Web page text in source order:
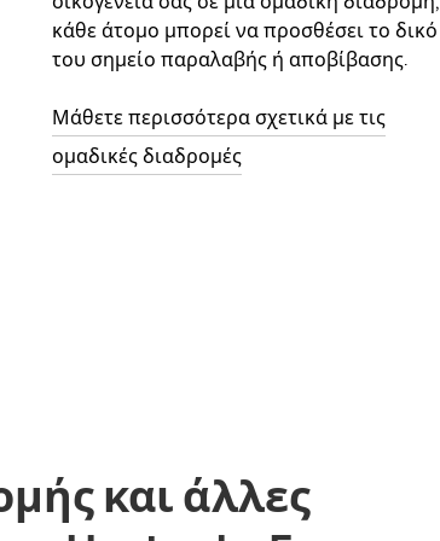
κάθε άτομο μπορεί να προσθέσει το δικό
του σημείο παραλαβής ή αποβίβασης.
Μάθετε περισσότερα σχετικά με τις
ομαδικές διαδρομές
και άλλες